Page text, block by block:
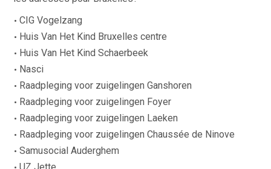
CIG Vogelzang
Huis Van Het Kind Bruxelles centre
Huis Van Het Kind Schaerbeek
Nasci
Raadpleging voor zuigelingen Ganshoren
Raadpleging voor zuigelingen Foyer
Raadpleging voor zuigelingen Laeken
Raadpleging voor zuigelingen Chaussée de Ninove
Samusocial Auderghem